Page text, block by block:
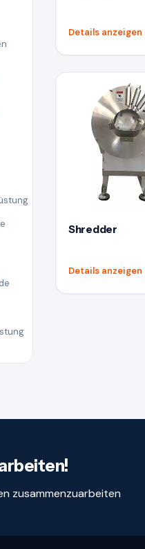
Details anzeigen
Shredder
Details anzeigen
zusammenzuarbeiten